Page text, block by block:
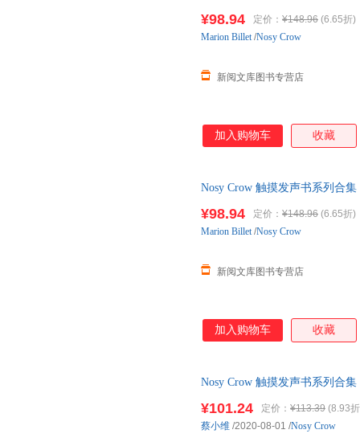
¥98.94 定价： ¥148.96 (6.65折)
新阅文库图书专营店
Marion Billet/Nosy Crow
加入购物车 收藏
Nosy Crow 触摸发声书系列合集
¥98.94 定价： ¥148.96 (6.65折)
新阅文库图书专营店
Marion Billet/Nosy Crow
加入购物车 收藏
Nosy Crow 触摸发声书系列合集
¥101.24 定价： ¥113.39 (8.93
蔡小维 /2020-08-01 /Nosy Crow